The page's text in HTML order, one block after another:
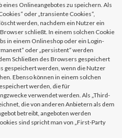
Onlineangebotes zu speichern. Als
oder „transiente Cookies“,
werden, nachdem ein Nutzer ein
schließt. In einem solchen Cookie
in einem Onlineshop oder ein Login-
oder „persistent“ werden
Schließen des Browsers gespeichert
gespeichert werden, wenn die Nutzer
Ebenso können in einem solchen
werden, die für
verwendet werden. Als „Third-
die von anderen Anbietern als dem
betreibt, angeboten werden
sind spricht man von „First-Party